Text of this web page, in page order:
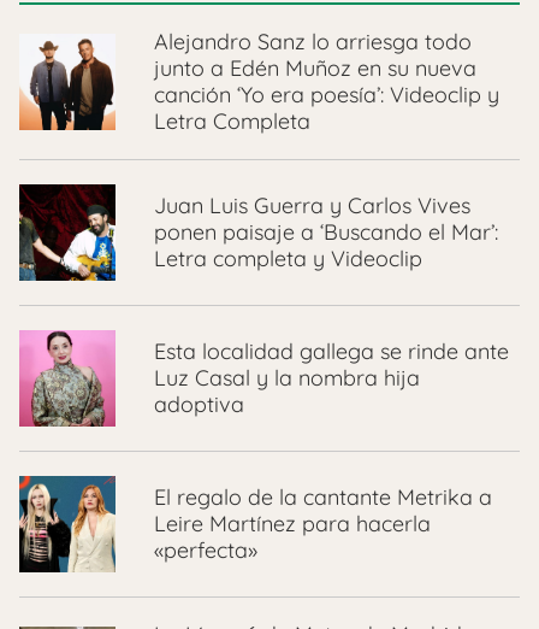
Alejandro Sanz lo arriesga todo
junto a Edén Muñoz en su nueva
canción ‘Yo era poesía’: Videoclip y
Letra Completa
Juan Luis Guerra y Carlos Vives
ponen paisaje a ‘Buscando el Mar’:
Letra completa y Videoclip
Esta localidad gallega se rinde ante
Luz Casal y la nombra hija
adoptiva
El regalo de la cantante Metrika a
Leire Martínez para hacerla
«perfecta»